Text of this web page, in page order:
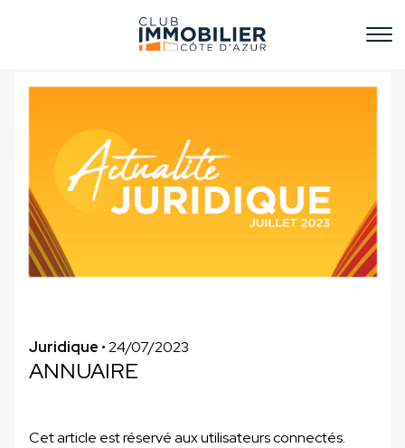
Juridique • 24/07/2023
ANNUAIRE
Cet article est réservé aux utilisateurs connectés.